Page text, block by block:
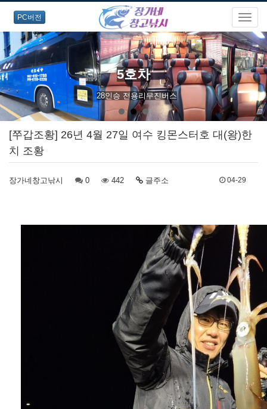
PC버전
장가네창고낚시에서
전국바다낚시 / 선상낚시출조버스 문의
[쭈갑조황] 26년 4월 27일 여수 킹몬스터호 대(왕)한
치 조황
장가네창고낚시 0 442 글주소 04-29